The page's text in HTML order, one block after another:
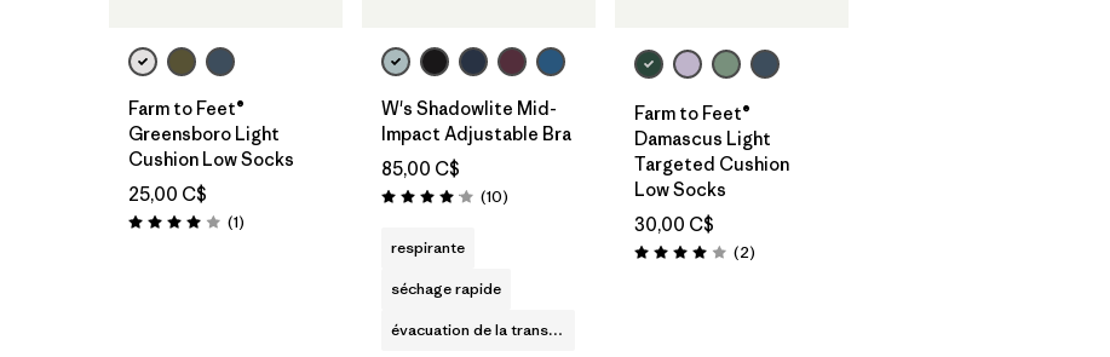
Farm to Feet®
Greensboro Light
Cushion Low Socks
25,00 C$
Évaluation: 4.0 / 5
(1Avis
)
W's Shadowlite Mid-
Impact Adjustable Bra
85,00 C$
Évaluation: 4.1 / 5
(10Avis
)
respirante
séchage rapide
évacuation de la transpiration
Farm to Feet®
Damascus Light
Targeted Cushion
Low Socks
30,00 C$
Évaluation: 4.0 / 5
(2Avis
)